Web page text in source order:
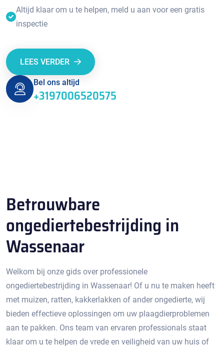
Altijd klaar om u te helpen, meld u aan voor een gratis
inspectie
LEES VERDER
Bel ons altijd
+3197006520575
Betrouwbare
ongediertebestrijding in
Wassenaar
Welkom bij onze gids over professionele
ongediertebestrijding in Wassenaar!​ Of u nu te maken heeft
met muizen, ratten, kakkerlakken of ander ongedierte, wij
bieden effectieve oplossingen om uw plaagdierproblemen
aan te pakken.​ Ons team van ervaren professionals staat
klaar om u te helpen de vrede en veiligheid van uw huis of